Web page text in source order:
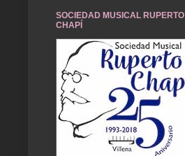
SOCIEDAD MUSICAL RUPERTO
CHAPÍ